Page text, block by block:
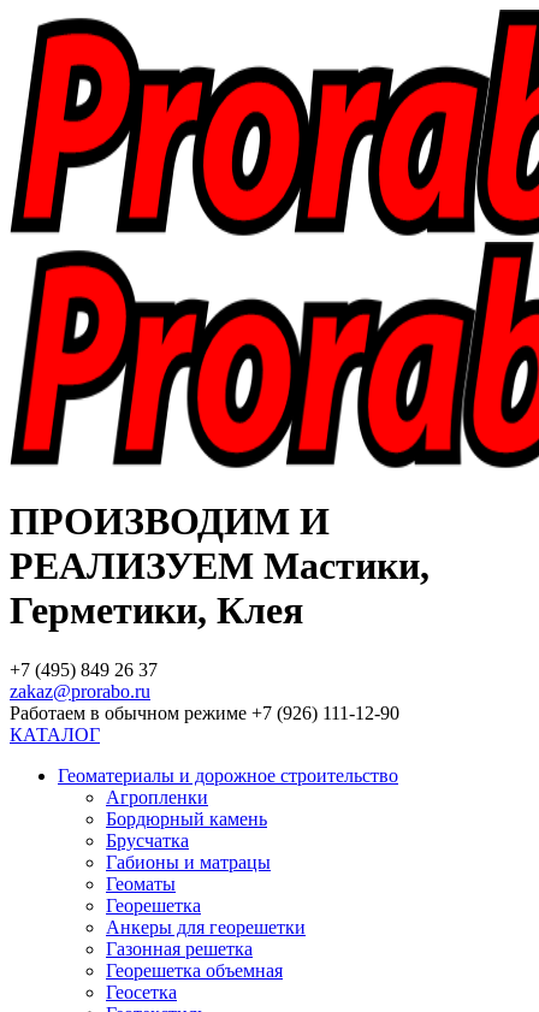
ПРОИЗВОДИМ И
РЕАЛИЗУЕМ Мастики,
Герметики, Клея
+7 (495) 849 26 37
zakaz@prorabo.ru
Работаем в обычном режиме +7 (926) 111-12-90
КАТАЛОГ
Геоматериалы и дорожное строительство
Агропленки
Бордюрный камень
Брусчатка
Габионы и матрацы
Геоматы
Георешетка
Анкеры для георешетки
Газонная решетка
Георешетка объемная
Геосетка